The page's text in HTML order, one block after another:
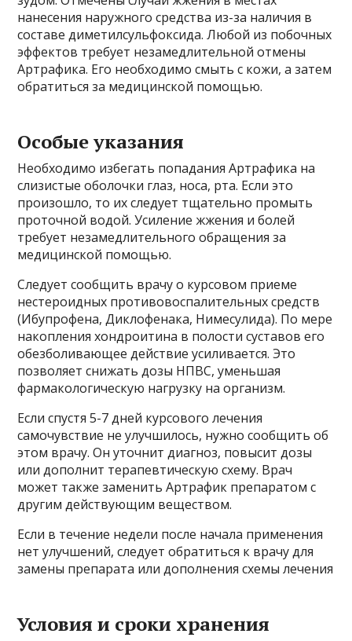
нанесения наружного средства из-за наличия в
составе диметилсульфоксида. Любой из побочных
эффектов требует незамедлительной отмены
Артрафика. Его необходимо смыть с кожи, а затем
обратиться за медицинской помощью.
Особые указания
Необходимо избегать попадания Артрафика на
слизистые оболочки глаз, носа, рта. Если это
произошло, то их следует тщательно промыть
проточной водой. Усиление жжения и болей
требует незамедлительного обращения за
медицинской помощью.
Следует сообщить врачу о курсовом приеме
нестероидных противовоспалительных средств
(Ибупрофена, Диклофенака, Нимесулида). По мере
накопления хондроитина в полости суставов его
обезболивающее действие усиливается. Это
позволяет снижать дозы НПВС, уменьшая
фармакологическую нагрузку на организм.
Если спустя 5-7 дней курсового лечения
самочувствие не улучшилось, нужно сообщить об
этом врачу. Он уточнит диагноз, повысит дозы
или дополнит терапевтическую схему. Врач
может также заменить Артрафик препаратом с
другим действующим веществом.
Если в течение недели после начала применения
нет улучшений, следует обратиться к врачу для
замены препарата или дополнения схемы лечения
Условия и сроки хранения